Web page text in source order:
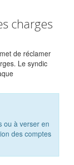
charges
de réclamer
Le syndic
ou à verser en
des comptes